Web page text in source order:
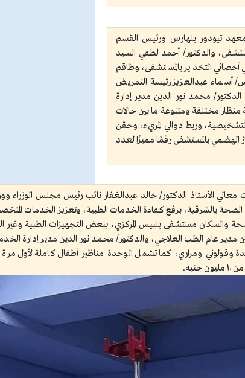
تيودور بلهارس ورئيس القسم
والدكتور/ أحمد لطفي السيد
التخدير بالمستشفى، وطاقم
عبدالعزيز رئيسة التمريض
محمد نور الدين مدير إدارة
والمشرف العام على المناظير بمديرية الشئون الصحية بالشرقية، بإجراء ١٩ حالة منظار مختلفة ومتنوعة ما بين حالات
وربط دوالي المريء، وحقن
الهضمي بالمستشفى رقمًا مميزًا لعدد
معالي الأستاذ الدكتور/ خالد عبدالغفار نائب رئيس مجلس الوزراء
بالشرقية، برفع كفاءة الخدمات الطبية، وتعزيز الخدمات
والسكان مستشفى بلبيس المركزي، ببعض التجهيزات الطبية وغير
عام الطب العلاجي، والدكتور/ محمد نور الدين مدير إدارة
معدة وقولوني ومراري، كما تشمل الوحدة مناظير أطفال كاملة